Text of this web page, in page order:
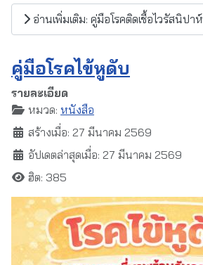
อ่านเพิ่มเติม: คู่มือโรคติดเชื้อไวรัสนิปาห์
คู่มือโรคไข้หูดับ
รายละเอียด
หมวด: หนังสือ
สร้างเมื่อ: 27 มีนาคม 2569
อัปเดตล่าสุดเมื่อ: 27 มีนาคม 2569
ฮิต: 385